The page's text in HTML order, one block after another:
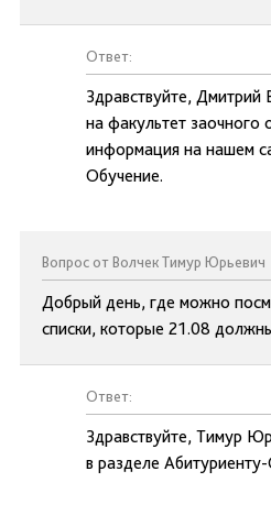
Ответ:
Здравствуйте, Дмитрий
на факультет заочного
информация на нашем
Обучение.
Вопрос от Волчек Тимур Юрьевич
Добрый день, где можно
списки, которые 21.08
Ответ:
Здравствуйте, Тимур
в разделе